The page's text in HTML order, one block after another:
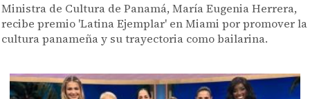
Ministra de Cultura de Panamá, María Eugenia Herrera,
recibe premio 'Latina Ejemplar' en Miami por promover la
cultura panameña y su trayectoria como bailarina.